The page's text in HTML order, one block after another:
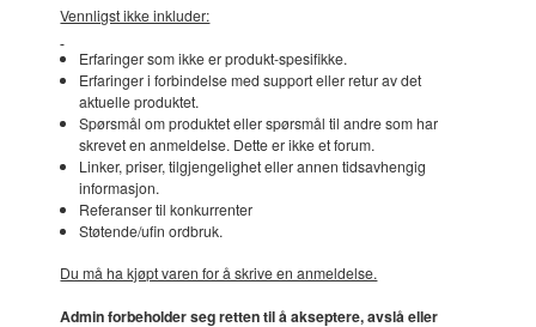
Vennligst ikke inkluder:
Erfaringer som ikke er produkt-spesifikke.
Erfaringer i forbindelse med support eller retur av det
aktuelle produktet.
Spørsmål om produktet eller spørsmål til andre som har
skrevet en anmeldelse. Dette er ikke et forum.
Linker, priser, tilgjengelighet eller annen tidsavhengig
informasjon.
Referanser til konkurrenter
Støtende/ufin ordbruk.
Du må ha kjøpt varen for å skrive en anmeldelse.
Admin forbeholder seg retten til å akseptere, avslå eller